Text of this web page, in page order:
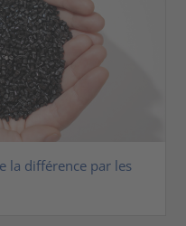
la différence par les